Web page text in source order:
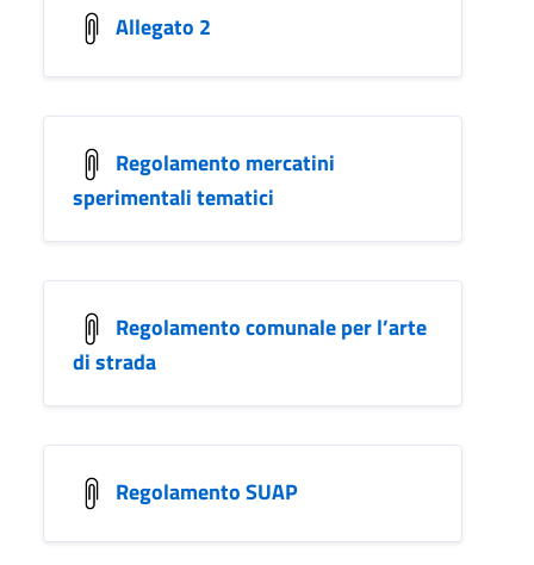
Allegato 2
Regolamento mercatini
sperimentali tematici
Regolamento comunale per l’arte
di strada
Regolamento SUAP